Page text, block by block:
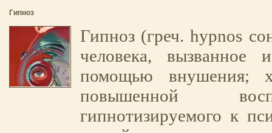
Гипноз
Гипноз (греч. hypnos
человека, вызванное
помощью внушения;
повышенной
гипнотизируемого к